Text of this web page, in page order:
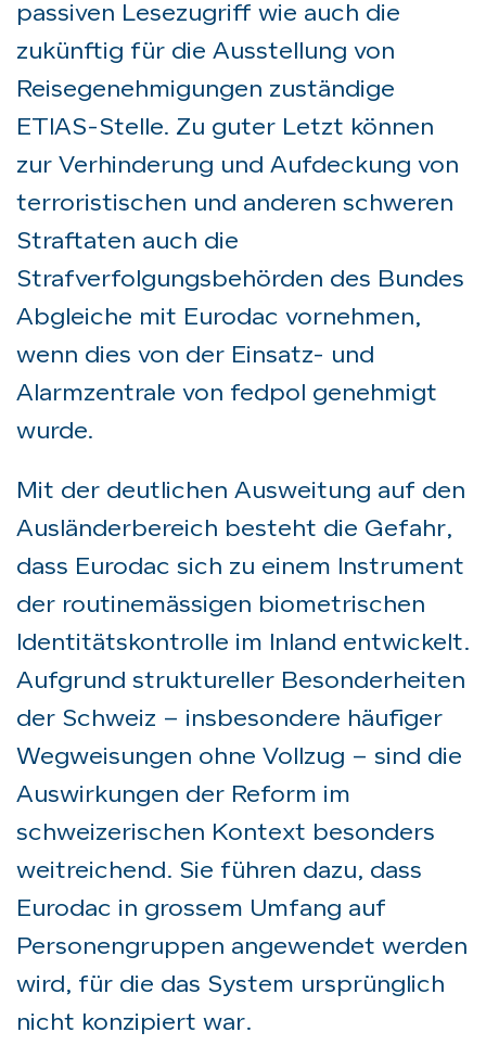
passiven Lesezugriff wie auch die
zukünftig für die Ausstellung von
Reisegenehmigungen zuständige
ETIAS-Stelle. Zu guter Letzt können
zur Verhinderung und Aufdeckung von
terroristischen und anderen schweren
Straftaten auch die
Strafverfolgungsbehörden des Bundes
Abgleiche mit Eurodac vornehmen,
wenn dies von der Einsatz- und
Alarmzentrale von fedpol genehmigt
wurde.
Mit der deutlichen Ausweitung auf den
Ausländerbereich besteht die Gefahr,
dass Eurodac sich zu einem Instrument
der routinemässigen biometrischen
Identitätskontrolle im Inland entwickelt.
Aufgrund struktureller Besonderheiten
der Schweiz – insbesondere häufiger
Wegweisungen ohne Vollzug – sind die
Auswirkungen der Reform im
schweizerischen Kontext besonders
weitreichend. Sie führen dazu, dass
Eurodac in grossem Umfang auf
Personengruppen angewendet werden
wird, für die das System ursprünglich
nicht konzipiert war.